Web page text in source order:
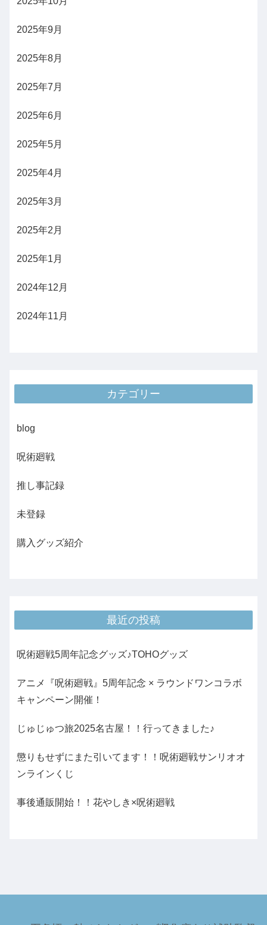
2025年9月
2025年8月
2025年7月
2025年6月
2025年5月
2025年4月
2025年3月
2025年2月
2025年1月
2024年12月
2024年11月
カテゴリー
blog
呪術廻戦
推し事記録
未登録
購入グッズ紹介
最近の投稿
呪術廻戦5周年記念グッズ♪TOHOグッズ
アニメ『呪術廻戦』5周年記念 × ラウンドワンコラボ
キャンペーン開催！
じゅじゅつ旅2025名古屋！！行ってきました♪
懲りもせずにまた引いてます！！呪術廻戦サンリオオ
ンラインくじ
事後通販開始！！花やしき×呪術廻戦